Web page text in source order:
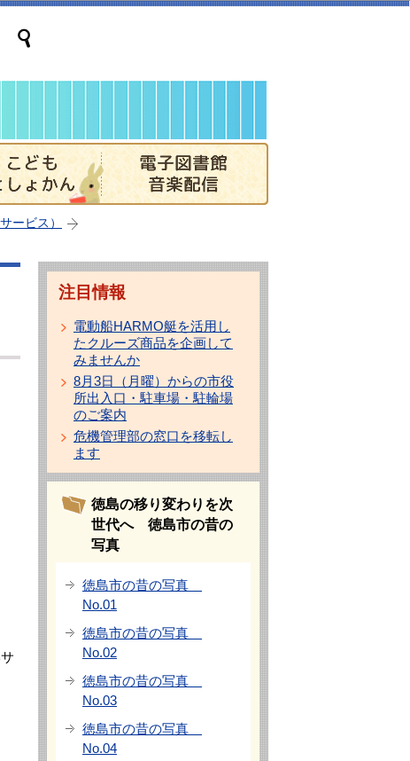
ービス）
注目情報
電動船HARMO艇を活用し
たクルーズ商品を企画して
みませんか
8月3日（月曜）からの市役
所出入口・駐車場・駐輪場
のご案内
危機管理部の窓口を移転し
ます
徳島の移り変わりを次
世代へ 徳島市の昔の
写真
徳島市の昔の写真
No.01
徳島市の昔の写真
No.02
徳島市の昔の写真
No.03
徳島市の昔の写真
No.04